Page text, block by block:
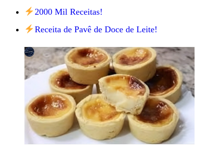
2000 Mil Receitas!
Receita de Pavê de Doce de Leite!